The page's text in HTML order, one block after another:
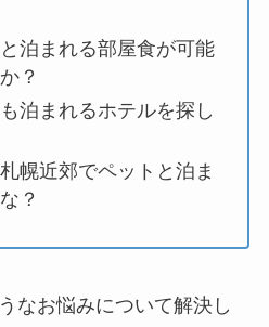
泊まれる部屋食が可能
？
泊まれるホテルを探し
幌近郊でペットと泊ま
？
なお悩みについて解決し